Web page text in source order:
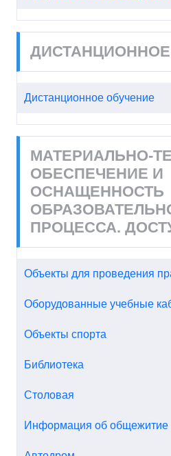
Дистанционное обучение
МАТЕРИАЛЬНО-
ОБЕСПЕЧЕНИЕ И
ОСНАЩЕННОСТЬ
ПРОЦЕССА.
Объекты для проведения
Оборудованные учебные
Объекты спорта
Библиотека
Столовая
Информация об общежитие